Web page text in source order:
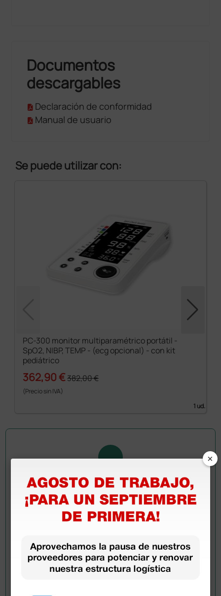
Documentos
descargables
Declaración de conformidad
Manual de usuario
Se puede utilizar con:
PC-300 monitor multiparamétrico portátil -
SpO2, NIBP, TEMP - (ecg opcional) - con kit
pediátrico
362,90 €382,00 €
(Precio sin IVA)
1 ud.
Pregúntale a un colega
información?
Envía ahora mismo tu pregunta a los colegas que ya
han adquirido este producto.
×